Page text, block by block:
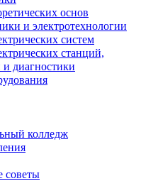
основ
и электротехнологии
систем
станций,
диагностики
колледж
советы